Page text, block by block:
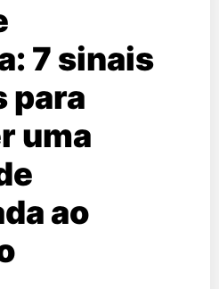
7 sinais
para
uma
ao